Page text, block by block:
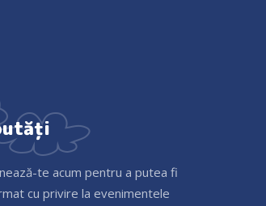
te acum pentru a putea fi
cu privire la evenimentele